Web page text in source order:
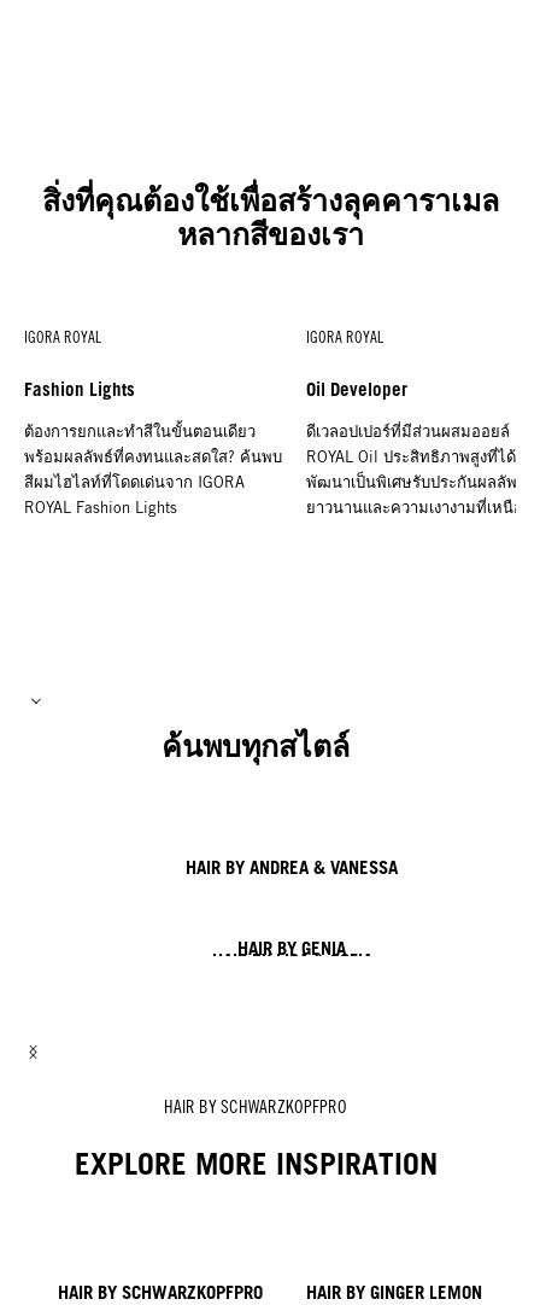
สิ่งที่คุณต้องใช้เพื่อสร้างลุคคาราเมล
หลากสีของเรา
IGORA ROYAL
Fashion Lights
ต้องการยกและทำสีในขั้นตอนเดียว
พร้อมผลลัพธ์ที่คงทนและสดใส? ค้นพบ
สีผมไฮไลท์ที่โดดเด่นจาก IGORA
ROYAL Fashion Lights
IGORA ROYAL
Oil Developer
ดีเวลอปเปอร์ที่มีส่วนผสมออยล์
ROYAL Oil ประสิทธิภาพสูงที่ได้รับ
พัฒนาเป็นพิเศษรับประกันผลลัพธ์ที่
ยาวนานและความเงางามที่เหนือก
ค้นพบทุกสไตล์
HAIR BY ANDREA & VANESSA
HAIR BY GENIA
HAIR BY LISA & SOFIA
HAIR BY SCHWARZKOPFPRO
EXPLORE MORE INSPIRATION
HAIR BY SCHWARZKOPFPRO
HAIR BY GINGER LEMON